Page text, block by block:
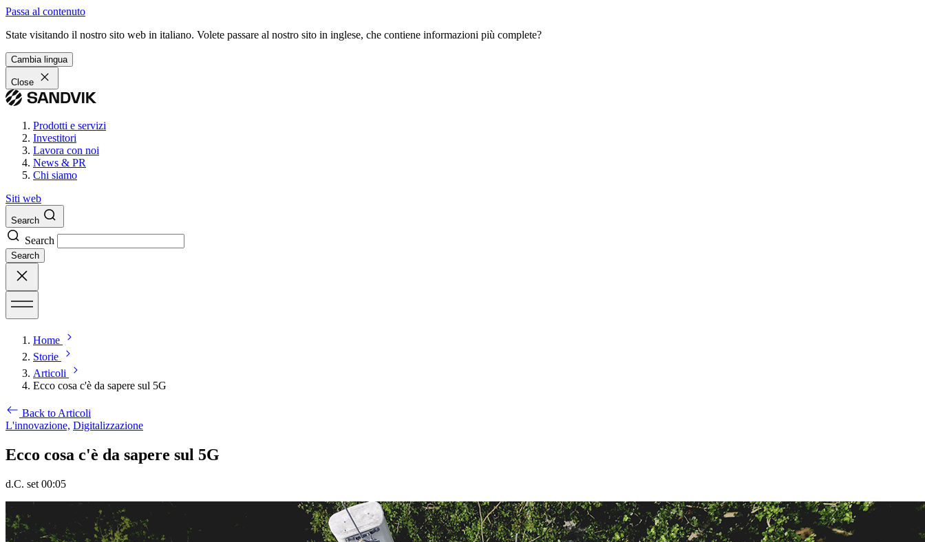
Passa al contenuto
State visitando il nostro sito web in italiano. Volete passare al nostro sito in inglese, che contiene informazioni più complete?
Cambia lingua
Close
Prodotti e servizi
Investitori
Lavora con noi
News & PR
Chi siamo
Siti web
Search
Search
Search
Home
Storie
Articoli
Ecco cosa c'è da sapere sul 5G
Back to Articoli
L'innovazione, Digitalizzazione
Ecco cosa c'è da sapere sul 5G
d.C. set 00:05